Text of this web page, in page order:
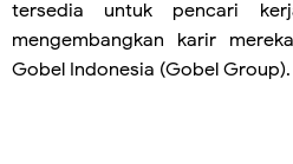
tersedia untuk pencari
mengembangkan karir
Gobel Indonesia (Gobel Group).